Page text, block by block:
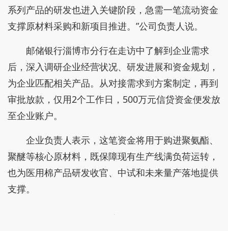
系列产品的研发也进入关键阶段，急需一笔流动资金
支撑原材料采购和新项目推进。”公司负责人说。
邮储银行淄博市分行在走访中了解到企业需求
后，深入调研企业经营状况、研发进展和资金规划，
为企业匹配相关产品。从对接需求到方案制定，再到
审批放款，仅用2个工作日，500万元信贷资金便发放
至企业账户。
企业负责人表示，这笔资金将用于购进聚氨酯、
聚醚等核心原材料，既保障现有生产线满负荷运转，
也为医用棉产品研发收官、中试和未来量产落地提供
支撑。